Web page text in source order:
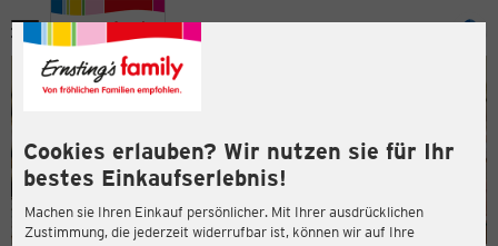
Cookies erlauben? Wir nutzen sie für Ihr
bestes Einkaufserlebnis!
Machen sie Ihren Einkauf persönlicher. Mit Ihrer ausdrücklichen
Zustimmung, die jederzeit widerrufbar ist, können wir auf Ihre
Menü